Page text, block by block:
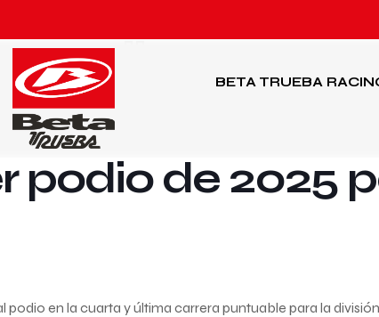
BETA TRUEBA
podio de 2025
podio en la cuarta y última carrera puntuable para la